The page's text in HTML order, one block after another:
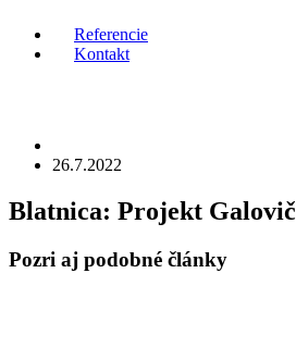
Referencie
Kontakt
26.7.2022
Blatnica: Projekt Galovič
Pozri aj podobné články